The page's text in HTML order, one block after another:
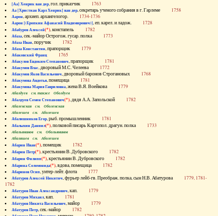
[Аа] Хенрик ван дер, гол. приказчик 1763
Аа [Христиан Карл Хенрик] ван дер, секретарь ученого собрания в г. Гарлеме 1758
Аарон, архиеп. архангелогор. 1734-1736
Аарон [(Еропкин Афанасий Владимирович)], еп. карел. и ладож. 1728
Абабуров Алексей(*), констапель 1782
Абаза, сек.-майор Острогож. гусар. полка 1773
Абаза Иван, поручик 1782
Абаза Константин, прапорщик 1779
Абаковский Франц 1765
Абакулов Евдоким Степанович, прапорщик 1781
Абакумов Влас, дворовый М.С. Челеева 1772
Абакумов Яков Васильевич, дворовый баронов Строгановых 1768
Абакумова Авдотья, помещица 1781
Абакумова Мария Гавриловна, жена В.Я. Воейкова 1779
Абалдуев см. также Оболдуев
Абалдуев Семен Степанович(*), дядя А.А. Запольской 1782
Абаленская см. Оболенская
Абалешев см. Аболешев
Абалишников Егор, рыб. промышленник 1781
Абалыхин Даниил(*), полковой писарь Каргопол. драгун. полка 1733
Абальянинов см. Обольянинов
Абаляшев см. Аболешев
Абарин Иван(*), помещик 1782
Абарин Петр(*), крестьянин В. Дубровского 1782
Абарин Филипп(*), крестьянин В. Дубровского 1782
Абарина Соломонида(*), вдова, помещица 1782
Абаринов Осип, унтер-лейт. флота 1777
Абатуров Алексей Никитич, фурьер лейб-гв. Преображ. полка, сын Н.В. Абатурова 1779, 1781-
1782
Абатуров Иван Александрович, кап. 1779
Абатуров Михаил, кап. 1781
Абатуров Никита Васильевич, майор 1779
Абатуров Петр, сек.-майор 1782